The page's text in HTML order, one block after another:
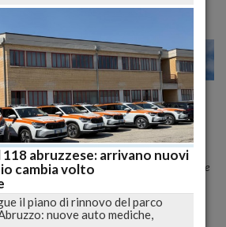
27 29
27 Maggio 2025 09:10
Pescara ospita la 29ª edizione del festival
con focus sull'intelligenza artificiale
Blake e Rob Minkoff.
il fulcro dell'animazione
edizione diCartoons on the Bay
abruzzese: arrivano nuovi
cambia volto
il piano di rinnovo del parco
nuove auto mediche,